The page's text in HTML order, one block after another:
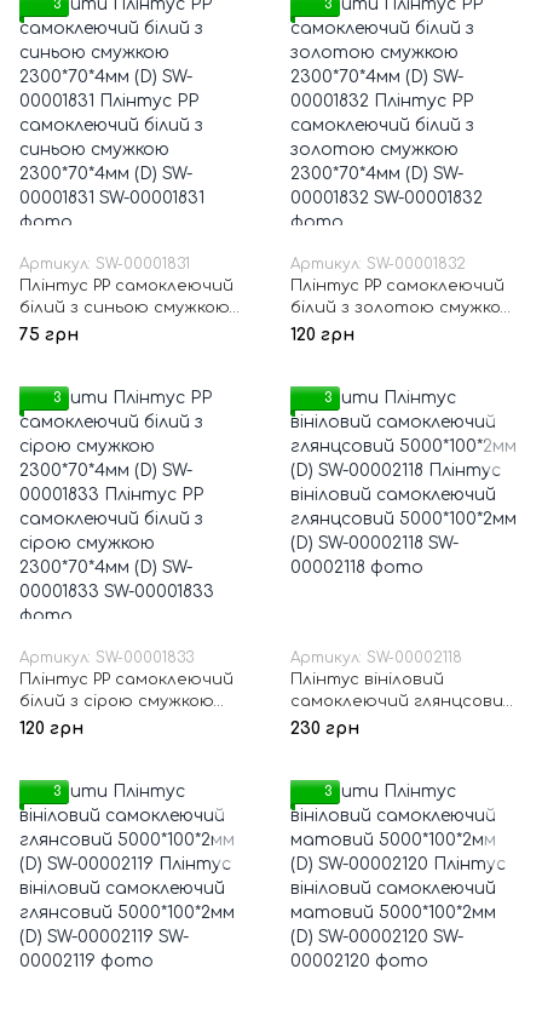
3
Артикул: SW-00001831
Плінтус РР самоклеючий
білий з синьою смужкою
2300*70*4мм (D) SW-00001831
75 грн
3
Артикул: SW-00001832
Плінтус РР самоклеючий
білий з золотою смужкою
2300*70*4мм (D) SW-
120 грн
3
Артикул: SW-00001833
Плінтус РР самоклеючий
білий з сірою смужкою
2300*70*4мм (D) SW-
120 грн
3
Артикул: SW-00002118
Плінтус вініловий
самоклеючий глянцсовий
5000*100*2мм (D) SW-
230 грн
3 3